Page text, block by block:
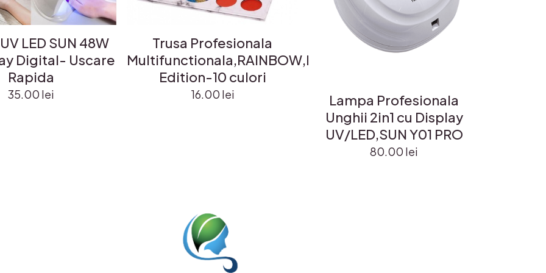
LED SUN 48W
Digital- Uscare
Rapida
35.00 lei
Trusa Profesionala
Multifunctionala,RAINBOW,Limited
Edition-10 culori
16.00 lei
Lampa Profesionala
Unghii 2in1 cu Display
UV/LED,SUN Y01 PRO
80.00 lei